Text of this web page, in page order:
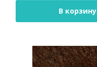
В корзину